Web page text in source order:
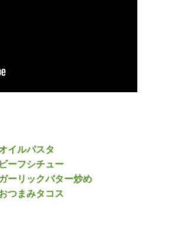
イルパスタ
ーフシチュー
ーリックバター炒め
つまみタコス